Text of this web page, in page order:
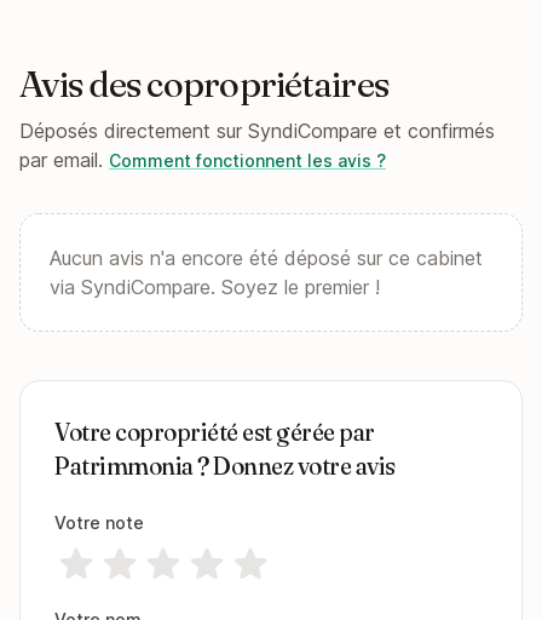
Avis des copropriétaires
Déposés directement sur SyndiCompare et confirmés
par email. Comment fonctionnent les avis ?
Aucun avis n'a encore été déposé sur ce cabinet
via SyndiCompare. Soyez le premier !
Votre copropriété est gérée par
Patrimmonia ? Donnez votre avis
Votre note